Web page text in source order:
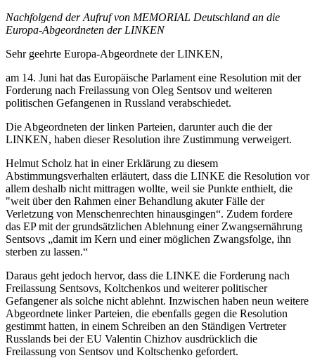
Nachfolgend der Aufruf von MEMORIAL Deutschland an die
Europa-Abgeordneten der LINKEN
Sehr geehrte Europa-Abgeordnete der LINKEN,
am 14. Juni hat das Europäische Parlament eine Resolution mit der
Forderung nach Freilassung von Oleg Sentsov und weiteren
politischen Gefangenen in Russland verabschiedet.
Die Abgeordneten der linken Parteien, darunter auch die der
LINKEN, haben dieser Resolution ihre Zustimmung verweigert.
Helmut Scholz hat in einer Erklärung zu diesem
Abstimmungsverhalten erläutert, dass die LINKE die Resolution vor
allem deshalb nicht mittragen wollte, weil sie Punkte enthielt, die
"weit über den Rahmen einer Behandlung akuter Fälle der
Verletzung von Menschenrechten hinausgingen“. Zudem fordere
das EP mit der grundsätzlichen Ablehnung einer Zwangsernährung
Sentsovs „damit im Kern und einer möglichen Zwangsfolge, ihn
sterben zu lassen.“
Daraus geht jedoch hervor, dass die LINKE die Forderung nach
Freilassung Sentsovs, Koltchenkos und weiterer politischer
Gefangener als solche nicht ablehnt. Inzwischen haben neun weitere
Abgeordnete linker Parteien, die ebenfalls gegen die Resolution
gestimmt hatten, in einem Schreiben an den Ständigen Vertreter
Russlands bei der EU Valentin Chizhov ausdrücklich die
Freilassung von Sentsov und Koltschenko gefordert.